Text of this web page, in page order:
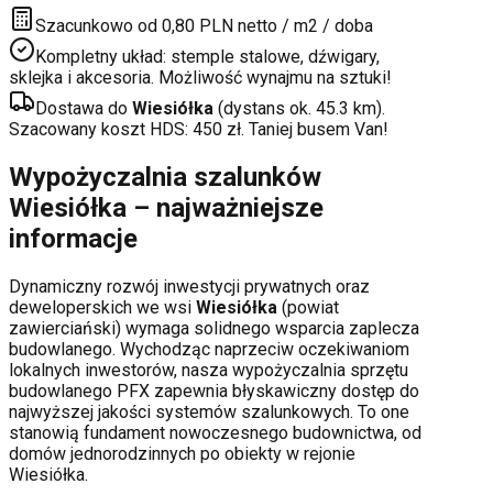
Szacunkowo od 0,80 PLN netto / m2 / doba
Kompletny układ: stemple stalowe, dźwigary,
sklejka i akcesoria. Możliwość wynajmu na sztuki!
Dostawa do Wiesiółka (dystans ok. 45.3 km).
Szacowany koszt HDS: 450 zł. Taniej busem Van!
Wypożyczalnia szalunków
Wiesiółka – najważniejsze
informacje
Dynamiczny rozwój inwestycji prywatnych oraz
deweloperskich we wsi Wiesiółka (powiat
zawierciański) wymaga solidnego wsparcia zaplecza
budowlanego. Wychodząc naprzeciw oczekiwaniom
lokalnych inwestorów, nasza wypożyczalnia sprzętu
budowlanego PFX zapewnia błyskawiczny dostęp do
najwyższej jakości systemów szalunkowych. To one
stanowią fundament nowoczesnego budownictwa, od
domów jednorodzinnych po obiekty w rejonie
Wiesiółka.